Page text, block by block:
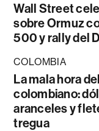
Wall Street
sobre Ormuz
500 y rally del
COLOMBIA
La mala hora
colombiano:
aranceles y
tregua